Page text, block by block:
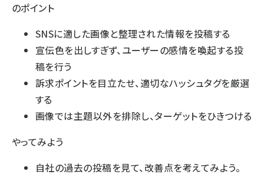
のポイント
SNSに適した画像と整理された情報を投稿する
宣伝色を出しすぎず、ユーザーの感情を喚起する投
稿を行う
訴求ポイントを目立たせ、適切なハッシュタグを厳選
する
画像では主題以外を排除し、ターゲットをひきつける
やってみよう
自社の過去の投稿を見て、改善点を考えてみよう。